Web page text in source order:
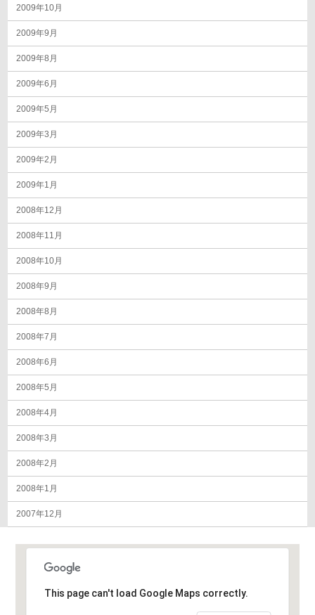
2009年10月
2009年9月
2009年8月
2009年6月
2009年5月
2009年3月
2009年2月
2009年1月
2008年12月
2008年11月
2008年10月
2008年9月
2008年8月
2008年7月
2008年6月
2008年5月
2008年4月
2008年3月
2008年2月
2008年1月
2007年12月
This page can't load Google Maps correctly.